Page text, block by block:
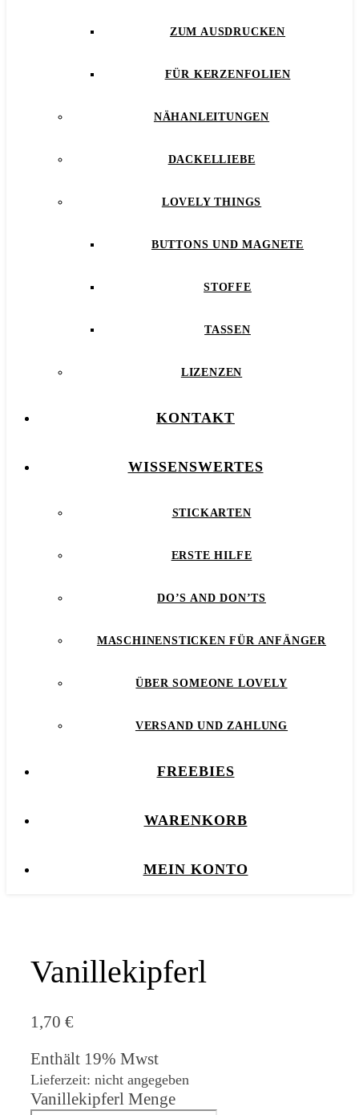
ZUM AUSDRUCKEN
FÜR KERZENFOLIEN
NÄHANLEITUNGEN
DACKELLIEBE
LOVELY THINGS
BUTTONS UND MAGNETE
STOFFE
TASSEN
LIZENZEN
KONTAKT
WISSENSWERTES
STICKARTEN
ERSTE HILFE
DO’S AND DON’TS
MASCHINENSTICKEN FÜR ANFÄNGER
ÜBER SOMEONE LOVELY
VERSAND UND ZAHLUNG
FREEBIES
WARENKORB
MEIN KONTO
Vanillekipferl
1,70 €
Enthält 19% Mwst
Lieferzeit: nicht angegeben
Vanillekipferl Menge